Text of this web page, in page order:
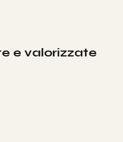
e valorizzate